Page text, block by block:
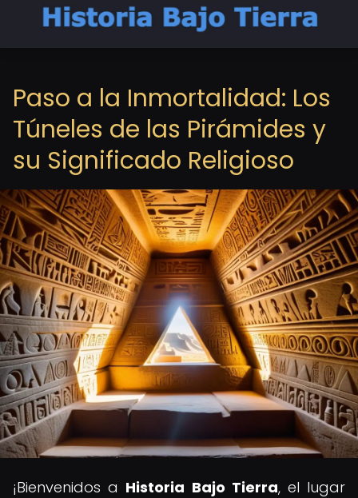
Paso a la Inmortalidad: Los
Túneles de las Pirámides y
su Significado Religioso
¡Bienvenidos a Historia Bajo Tierra, el lugar